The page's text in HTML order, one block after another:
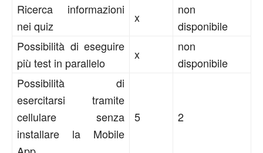
Ricerca informazioni
nei quiz
x
non
disponibile
Possibilità di eseguire
più test in parallelo
x
non
disponibile
Possibilità di
esercitarsi tramite
cellulare senza
installare la Mobile
5 2